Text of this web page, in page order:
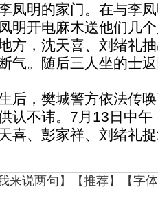
凤明的家门。在与李
明开电麻木送他们几
方，沈天喜、刘绪礼
气。随后三人坐的士
，樊城警方依法传唤
认不讳。7月13日中
喜、彭家祥、刘绪礼
来说两句】【推荐】【字